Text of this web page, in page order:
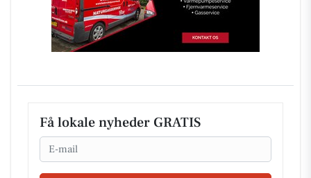
Få lokale nyheder GRATIS
Email